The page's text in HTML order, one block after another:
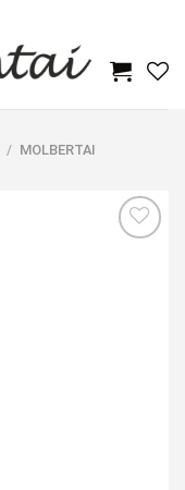
/ MOLBERTAI